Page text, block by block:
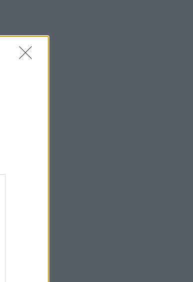
φτερό αεροπλάνου και έσπασε το
προηγούμενο (δικό της) ρεκόρ Γκίνες